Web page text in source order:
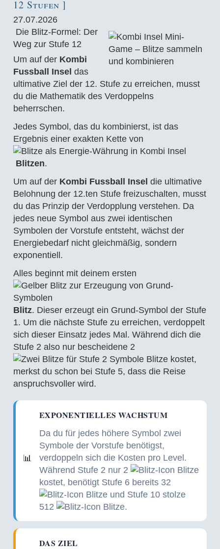
12 Stufen ]
27.07.2026
Die Blitz-Formel: Der
Weg zur Stufe 12
Um auf der Kombi
Fussball Insel das
ultimative Ziel der 12. Stufe zu erreichen, musst
du die Mathematik des Verdoppelns
beherrschen.
Jedes Symbol, das du kombinierst, ist das
Ergebnis einer exakten Kette von
Blitzen.
Um auf der Kombi Fussball Insel die ultimative
Belohnung der 12.ten Stufe freizuschalten, musst
du das Prinzip der Verdopplung verstehen. Da
jedes neue Symbol aus zwei identischen
Symbolen der Vorstufe entsteht, wächst der
Energiebedarf nicht gleichmäßig, sondern
exponentiell.
Alles beginnt mit deinem ersten
Blitz. Dieser erzeugt ein Grund-Symbol der Stufe
1. Um die nächste Stufe zu erreichen, verdoppelt
sich dieser Einsatz jedes Mal. Während dich die
Stufe 2 also nur bescheidene 2
Blitze kostet,
merkst du schon bei Stufe 5, dass die Reise
anspruchsvoller wird.
📊
EXPONENTIELLES WACHSTUM
Da du für jedes höhere Symbol zwei
Symbole der Vorstufe benötigst,
verdoppeln sich die Kosten pro Level.
Während Stufe 2 nur 2
Blitze
kostet, benötigt Stufe 6 bereits 32
Blitze und Stufe 10 stolze
512
Blitze.
DAS ZIEL